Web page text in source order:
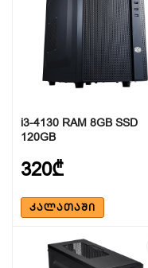
i3-4130 RAM 8GB SSD
120GB
320₾
ᲙᲐᲚᲐᲗᲐᲨᲘ